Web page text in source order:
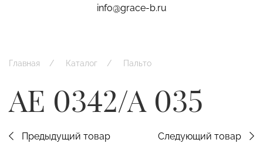
info@grace-b.ru
Главная Каталог Пальто
AE 0342/A 035
Предыдущий товар Следующий товар